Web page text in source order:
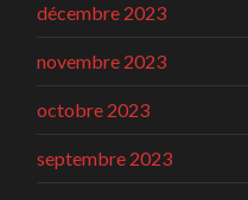
décembre 2023
novembre 2023
octobre 2023
septembre 2023